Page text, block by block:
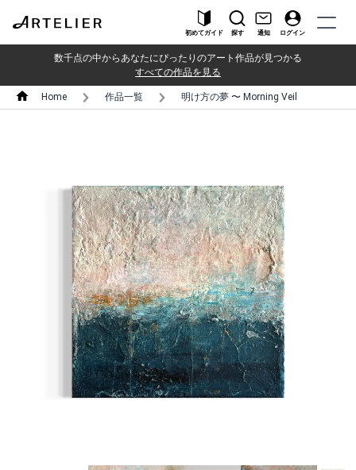
初めてガイド 探す 通知 ログイン
数千点の中からあなたにぴったりのアート作品が見つかる
すべての作品を見る
Home 作品一覧 明け方の夢 〜 Morning Veil